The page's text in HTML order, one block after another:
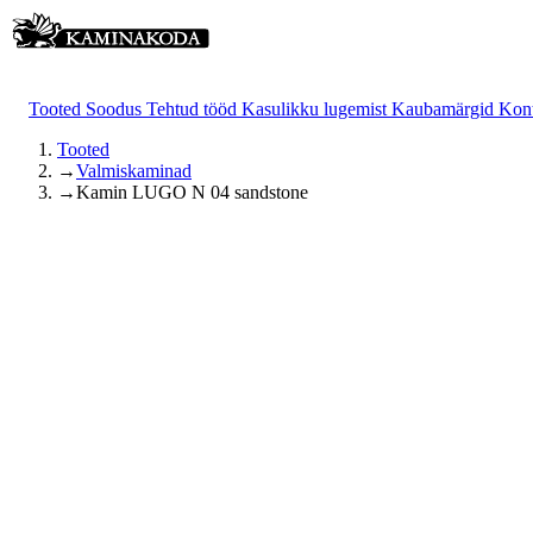
Tooted Soodus Tehtud tööd Kasulikku lugemist Kaubamärgid
Tooted
→Valmiskaminad
→Kamin LUGO N 04 sandstone